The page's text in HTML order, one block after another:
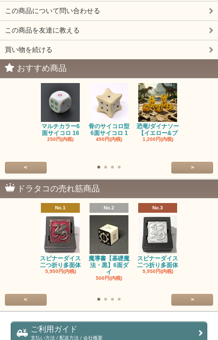
この商品について問い合わせる
この商品を友達に教える
買い物を続ける
おすすめ商品
マルチカラー6
面サイコロ 16
250円(内税)
骨のサイコロ型
6面サイコロ 1
450円(内税)
恐竜/ダイナソー
【イエロー&ブ
1,200円(内税)
< >
ドラタコの売れ筋商品
No.1
スピナーダイス
二つ折り多面体
5,950円(内税)
No.2
魔導書【基礎魔
法・黒】6面ダ
イ
500円(内税)
No.3
スピナーダイス
二つ折り多面体
5,950円(内税)
< >
ご利用ガイド
支払い方法 / 配送方法 / 会社概要